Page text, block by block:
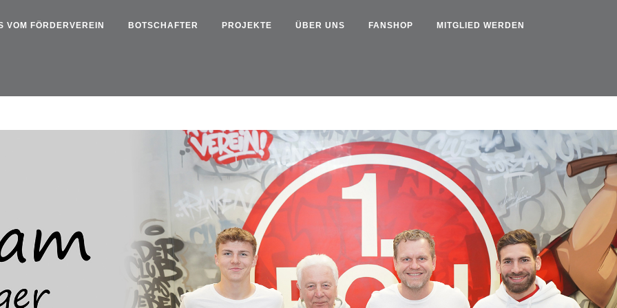
VOM FÖRDERVEREIN BOTSCHAFTER PROJEKTE ÜBER UNS FANSHOP MITGLIED WERDEN